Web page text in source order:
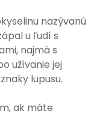
nazývanú
u ľudí s
najmä s
užívanie jej
lupusu.
ak máte